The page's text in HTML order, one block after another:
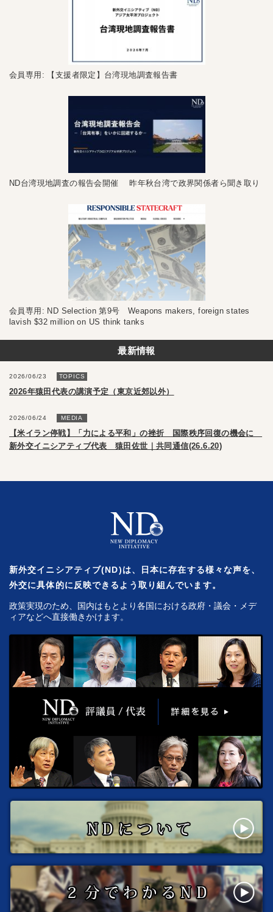
会員専用: 【支援者限定】台湾現地調査報告書
ND台湾現地調査の報告会開催 昨年秋台湾で政界関係者ら聞き取り
会員専用: ND Selection 第9号 Weapons makers, foreign states
lavish $32 million on US think tanks
最新情報
2026/06/23 TOPICS
2026年猿田代表の講演予定（東京近郊以外）
2026/06/24 MEDIA
【米イラン停戦】「力による平和」の挫折 国際秩序回復の機会に
新外交イニシアティブ代表 猿田佐世｜共同通信(26.6.20)
新外交イニシアティブ(ND)は、日本に存在する様々な声を、
外交に具体的に反映できるよう取り組んでいます。
政策実現のため、国内はもとより各国における政府・議会・メデ
ィアなどへ直接働きかけます。